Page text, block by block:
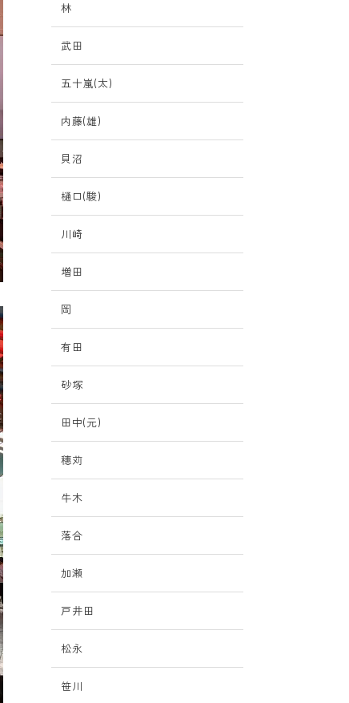
林
武田
五十嵐(太)
内藤(雄)
貝沼
樋口(駿)
川崎
増田
岡
有田
砂塚
田中(元)
穗苅
牛木
落合
加瀬
戸井田
松永
笹川